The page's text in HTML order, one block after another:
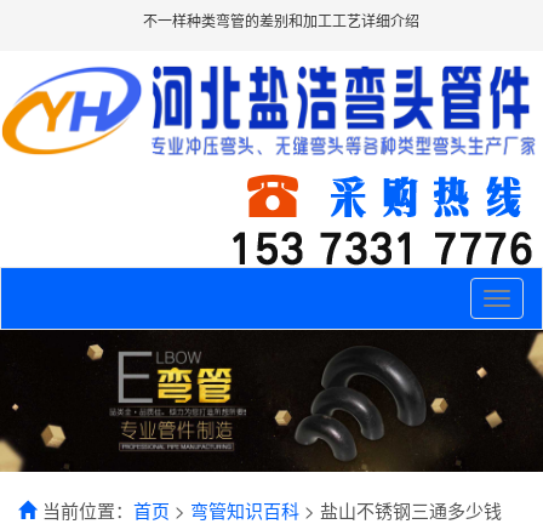
不一样种类弯管的差别和加工工艺详细介绍
Toggle
当前位置： 首页 > 弯管知识百科 > 盐山不锈钢三通多少钱